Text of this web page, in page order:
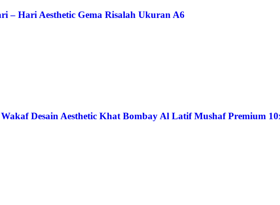
– Hari Aesthetic Gema Risalah Ukuran A6
Desain Aesthetic Khat Bombay Al Latif Mushaf Premium